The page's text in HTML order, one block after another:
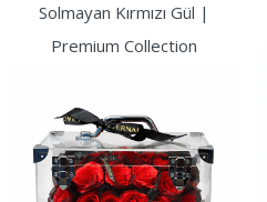
Solmayan Kırmızı Gül |
Premium Collection